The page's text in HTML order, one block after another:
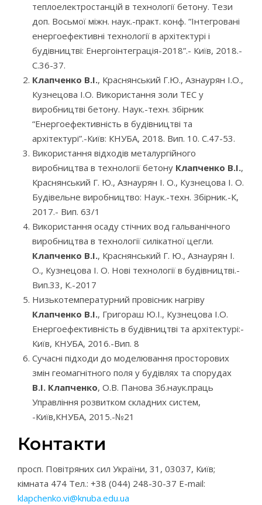
теплоелектростанцій в технології бетону. Тези
доп. Восьмої міжн. наук.-практ. конф. “Інтегровані
енергоефективні технології в архітектурі і
будівництві: Енергоінтеграція-2018”.- Київ, 2018.-
С.36-37.
Клапченко В.І., Краснянський Г.Ю., Азнаурян І.О.,
Кузнецова І.О. Використання золи ТЕС у
виробництві бетону. Наук.-техн. збірник
“Енергоефективність в будівництві та
архітектурі”.-Київ: КНУБА, 2018. Вип. 10. С.47-53.
Використання відходів металургійного
виробництва в технології бетону Клапченко В.І.,
Краснянський Г. Ю., Азнаурян І. О., Кузнецова І. О.
Будівельне виробництво: Наук.-техн. Збірник.-К,
2017.- Вип. 63/1
Використання осаду стічних вод гальванічного
виробництва в технології силікатної цегли.
Клапченко В.І., Краснянський Г. Ю., Азнаурян І.
О., Кузнецова І. О. Нові технології в будівництві.-
Вип.33, К.-2017
Низькотемпературний провісник нагріву
Клапченко В.І., Григораш Ю.І., Кузнецова І.О.
Енергоефективність в будівництві та архітектурі:-
Київ, КНУБА, 2016.-Вип. 8
Сучасні підходи до моделювання просторових
змін геомагнітного поля у будівлях та спорудах
В.І. Клапченко, О.В. Панова Зб.наук.праць
Управління розвитком складних систем,
-Київ,КНУБА, 2015.-№21
Контакти
просп. Повітряних сил України, 31, 03037, Київ;
кімната 474 Тел.: +38 (044) 248-30-37 E-mail:
klapchenko.vi@knuba.edu.ua